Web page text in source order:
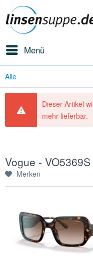
Menü
Alle
Dieser Artikel
mehr lieferbar.
Vogue -
Merken